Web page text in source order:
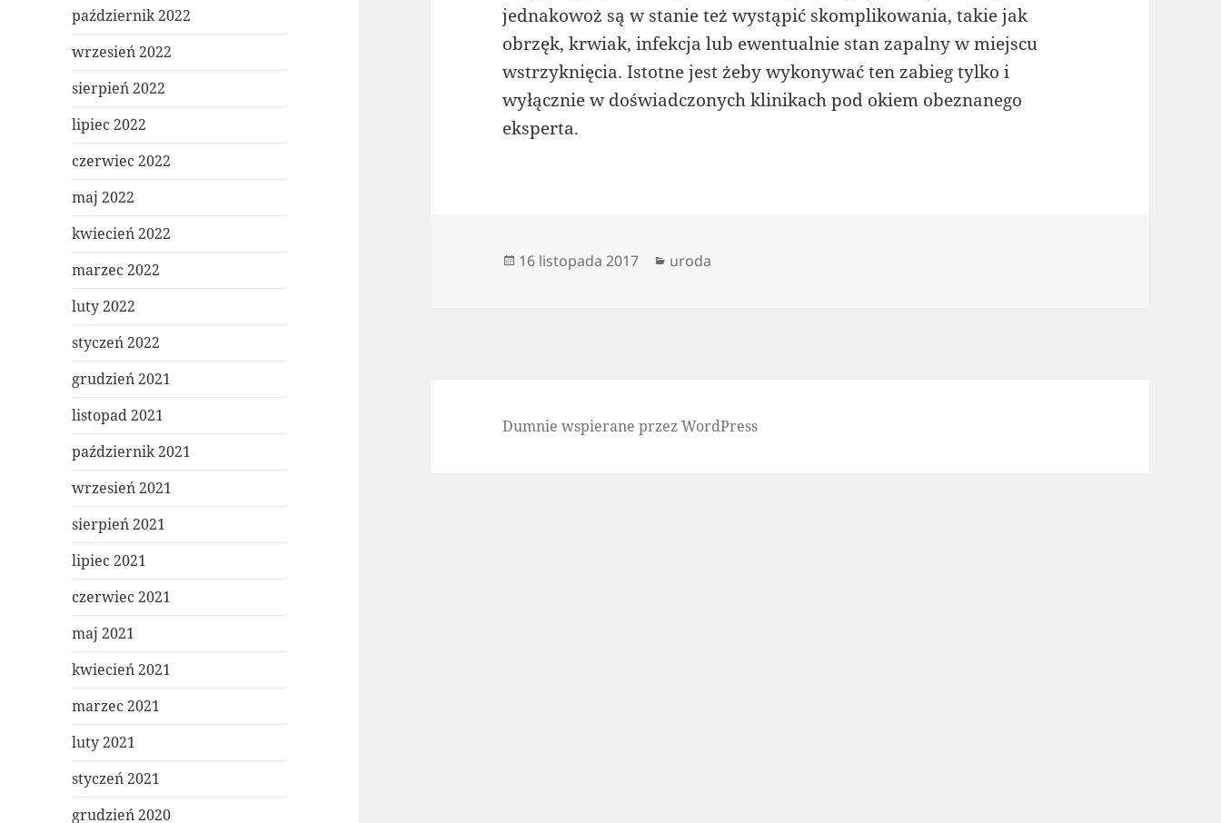
październik 2022
wrzesień 2022
sierpień 2022
lipiec 2022
czerwiec 2022
maj 2022
kwiecień 2022
marzec 2022
luty 2022
styczeń 2022
grudzień 2021
listopad 2021
październik 2021
wrzesień 2021
sierpień 2021
lipiec 2021
czerwiec 2021
maj 2021
kwiecień 2021
marzec 2021
luty 2021
styczeń 2021
grudzień 2020
jednakowoż są w stanie też wystąpić skomplikowania, takie jak
obrzęk, krwiak, infekcja lub ewentualnie stan zapalny w miejscu
wstrzyknięcia. Istotne jest żeby wykonywać ten zabieg tylko i
wyłącznie w doświadczonych klinikach pod okiem obeznanego
eksperta.
Data
16 listopada 2017 Kategorie
uroda
Dumnie wspierane przez WordPress